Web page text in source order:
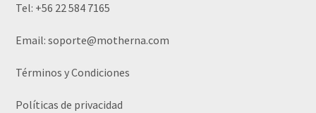
Tel: +56 22 584 7165
Email:soporte@motherna.com
Términos y Condiciones
Políticas de privacidad